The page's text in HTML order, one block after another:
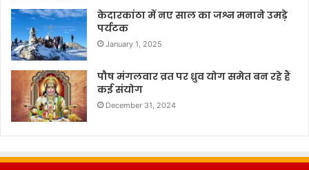
केदारकांठा में नए साल का जश्न मनाने उमड़े
पर्यटक
January 1, 2025
पौष मंगलवार व्रत पर ध्रुव योग समेत बन रहे हैं
कई संयोग
December 31, 2024